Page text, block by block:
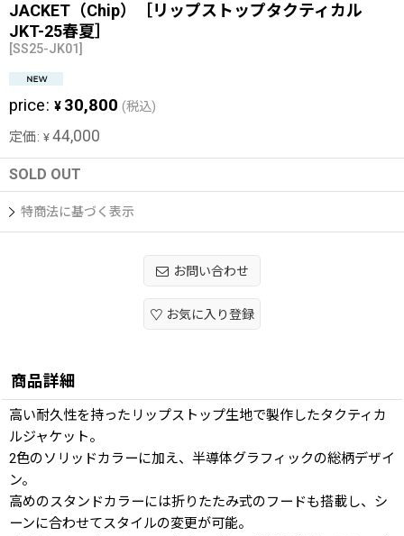
JACKET（Chip）［リップストップタクティカル
JKT-25春夏］
[SS25-JK01]
price: ¥ 30,800 (税込)
定価: ¥44,000
SOLD OUT
特商法に基づく表示
お問い合わせ
お気に入り登録
商品詳細
高い耐久性を持ったリップストップ生地で製作したタクティカ
ルジャケット。
2色のソリッドカラーに加え、半導体グラフィックの総柄デザイ
ン。
高めのスタンドカラーには折りたたみ式のフードも搭載し、シ
ーンに合わせてスタイルの変更が可能。